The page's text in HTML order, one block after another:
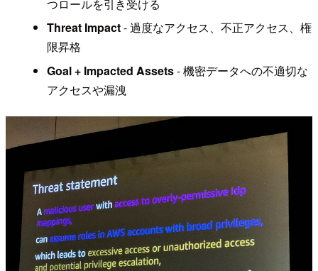
つロールを引き受ける
Threat Impact- 過度なアクセス、不正アクセス、権
限昇格
Goal + Impacted Assets- 機密データへの不適切な
アクセスや漏洩